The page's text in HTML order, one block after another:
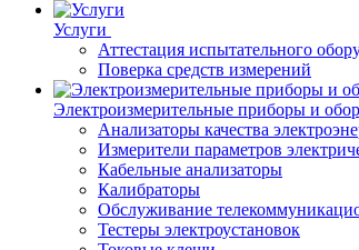
Услуги
Аттестация испытательного
Поверка средств измерений
Электроизмерительные приборы и
Анализаторы качества
Измерители параметров
Кабельные анализаторы
Калибраторы
Обслуживание
Тестеры электроустановок